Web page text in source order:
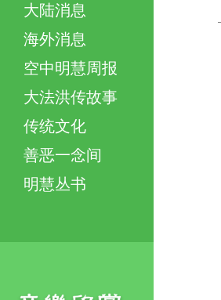
大陆消息
海外消息
空中明慧周报
大法洪传故事
传统文化
善恶一念间
明慧丛书